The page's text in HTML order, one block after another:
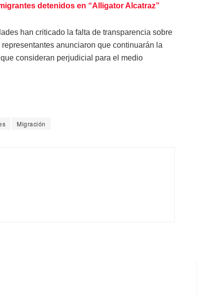
detenidos en “Alligator Alcatraz”
han criticado la falta de transparencia sobre
anunciaron que continuarán la
consideran perjudicial para el medio
Migración